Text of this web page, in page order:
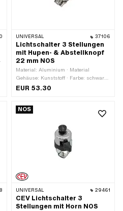
UNIVERSAL 37106
Lichtschalter 3 Stellungen
mit Hupen- & Abstellknopf
22 mm NOS
Material: Aluminium · Material
Gehäuse: Kunststoff · Farbe: schwarz
· Anzahl Stellungen: 3 Stk. · Ø Lenker:
EUR 53.30
NOS
UNIVERSAL 29461
CEV Lichtschalter 3
Stellungen mit Horn NOS